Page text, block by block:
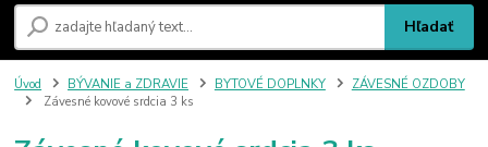
Hľadať
Úvod BÝVANIE a ZDRAVIE BYTOVÉ DOPLNKY
ZÁVESNÉ OZDOBY
Závesné kovové srdcia 3 ks